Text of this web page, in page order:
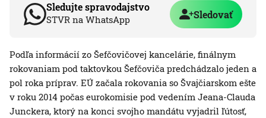
Sledujte spravodajstvo
STVR na WhatsApp Sledovať
Podľa informácií zo Šefčovičovej kancelárie, finálnym
rokovaniam pod taktovkou Šefčoviča predchádzalo jeden a
pol roka príprav. EÚ začala rokovania so Švajčiarskom ešte
v roku 2014 počas eurokomisie pod vedením Jeana-Clauda
Junckera, ktorý na konci svojho mandátu vyjadril ľútosť,